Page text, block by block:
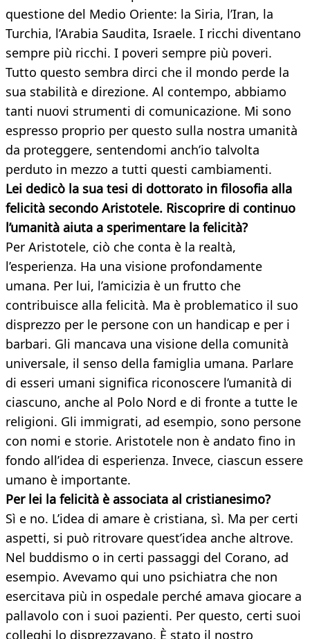
questione del Medio Oriente: la Siria, l’Iran, la
Turchia, l’Arabia Saudita, Israele. I ricchi diventano
sempre più ricchi. I poveri sempre più poveri.
Tutto questo sembra dirci che il mondo perde la
sua stabilità e direzione. Al contempo, abbiamo
tanti nuovi strumenti di comunicazione. Mi sono
espresso proprio per questo sulla nostra umanità
da proteggere, sentendomi anch’io talvolta
perduto in mezzo a tutti questi cambiamenti.
Lei dedicò la sua tesi di dottorato in filosofia alla
felicità secondo Aristotele. Riscoprire di continuo
l’umanità aiuta a sperimentare la felicità?
Per Aristotele, ciò che conta è la realtà,
l’esperienza. Ha una visione profondamente
umana. Per lui, l’amicizia è un frutto che
contribuisce alla felicità. Ma è problematico il suo
disprezzo per le persone con un handicap e per i
barbari. Gli mancava una visione della comunità
universale, il senso della famiglia umana. Parlare
di esseri umani significa riconoscere l’umanità di
ciascuno, anche al Polo Nord e di fronte a tutte le
religioni. Gli immigrati, ad esempio, sono persone
con nomi e storie. Aristotele non è andato fino in
fondo all’idea di esperienza. Invece, ciascun essere
umano è importante.
Per lei la felicità è associata al cristianesimo?
Sì e no. L’idea di amare è cristiana, sì. Ma per certi
aspetti, si può ritrovare quest’idea anche altrove.
Nel buddismo o in certi passaggi del Corano, ad
esempio. Avevamo qui uno psichiatra che non
esercitava più in ospedale perché amava giocare a
pallavolo con i suoi pazienti. Per questo, certi suoi
colleghi lo disprezzavano. È stato il nostro